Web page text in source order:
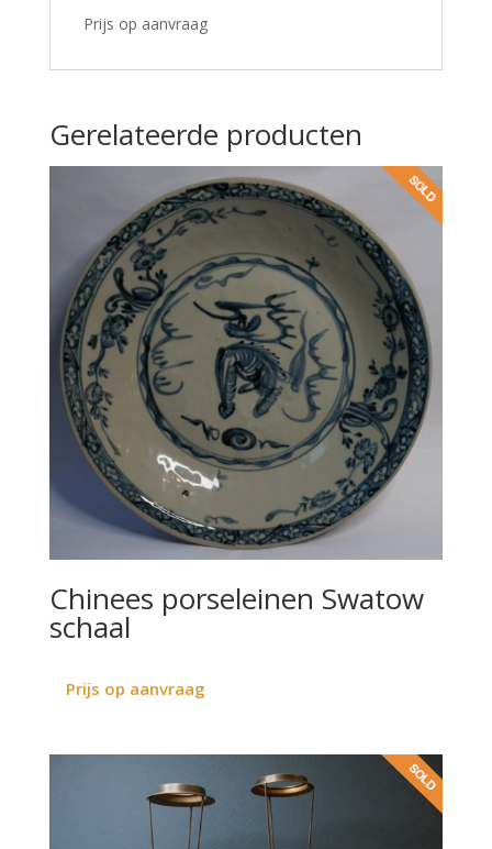
Prijs op aanvraag
Gerelateerde producten
Chinees porseleinen Swatow
schaal
Prijs op aanvraag